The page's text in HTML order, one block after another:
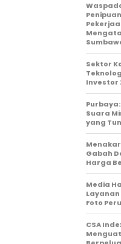
Sektor
Investor
Suara
yang
Menakar
Gabah
Harga
Media
Foto
CSA